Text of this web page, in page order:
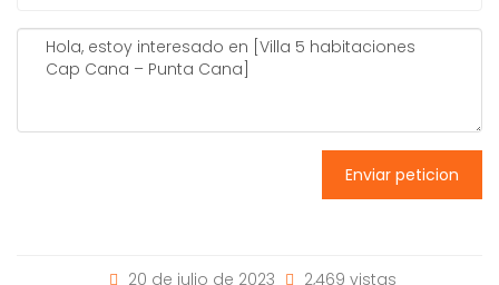
Enviar peticion
20 de julio de 2023 2,469 vistas